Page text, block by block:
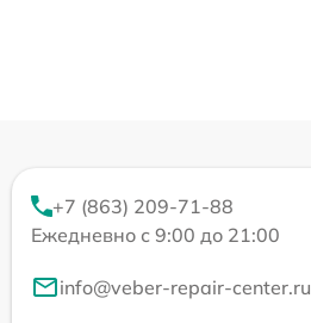
+7 (863) 209-71-88
Ежедневно с 9:00 до 21:00
info@veber-repair-center.ru